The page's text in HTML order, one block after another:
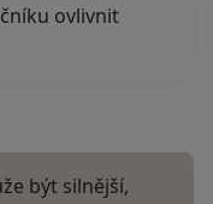
ovlivnit
být silnější,